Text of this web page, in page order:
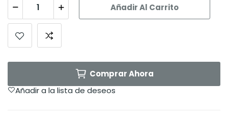
Añadir Al Carrito
Comprar Ahora
Añadir a la lista de deseos